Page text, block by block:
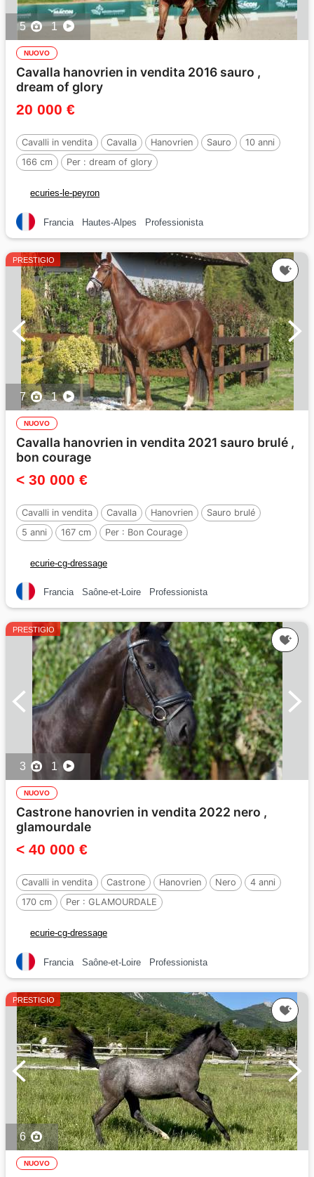
5 1
NUOVO
Cavalla hanovrien in vendita 2016 sauro ,
dream of glory
20 000 €
Cavalli in vendita Cavalla Hanovrien Sauro
10 anni
166 cm
Per : dream of glory
ecuries-le-peyron
Francia Hautes-Alpes Professionista
PRESTIGIO
7 1
NUOVO
Cavalla hanovrien in vendita 2021 sauro brulé ,
bon courage
< 30 000 €
Cavalli in vendita Cavalla Hanovrien
Sauro brulé
5 anni
167 cm Per : Bon Courage
ecurie-cg-dressage
Francia Saône-et-Loire Professionista
PRESTIGIO
3 1
NUOVO
Castrone hanovrien in vendita 2022 nero ,
glamourdale
< 40 000 €
Cavalli in vendita Castrone Hanovrien Nero
4 anni
170 cm
Per : GLAMOURDALE
ecurie-cg-dressage
Francia Saône-et-Loire Professionista
PRESTIGIO
6
NUOVO